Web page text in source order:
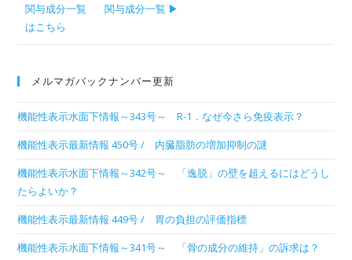
関与成分一覧 ▶
メルマガバックナンバー更新
機能性表示水面下情報～343号～ R-1．なぜ今さら免疫表示？
機能性表示最新情報 450号 / 内臓脂肪の増加抑制の謎
機能性表示水面下情報～342号～ 「逸脱」の壁を超えるにはどうし
たらよいか？
機能性表示最新情報 449号 / 胃の負担の評価指標
機能性表示水面下情報～341号～ 「骨の成分の維持」の訴求は？